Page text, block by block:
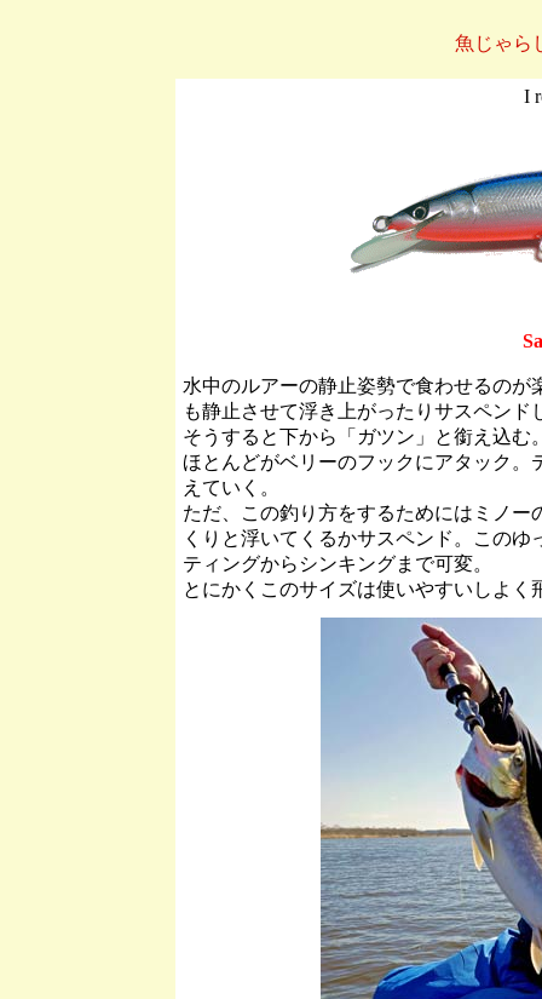
魚じゃら
I
水中のルアーの静止姿勢で食わせるの
も静止させて浮き上がったりサスペン
そうすると下から「ガツン」と銜え込む
ほとんどがベリーのフックにアタック
えていく。
ただ、この釣り方をするためにはミノ
くりと浮いてくるかサスペンド。この
ティングからシンキングまで可変。
とにかくこのサイズは使いやすいしよく